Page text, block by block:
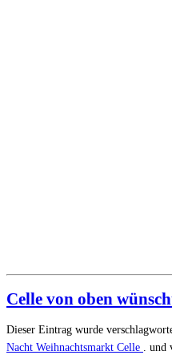
Celle von oben
Dieser Eintrag wurde
Nacht Weihnachtsmarkt Celle . und